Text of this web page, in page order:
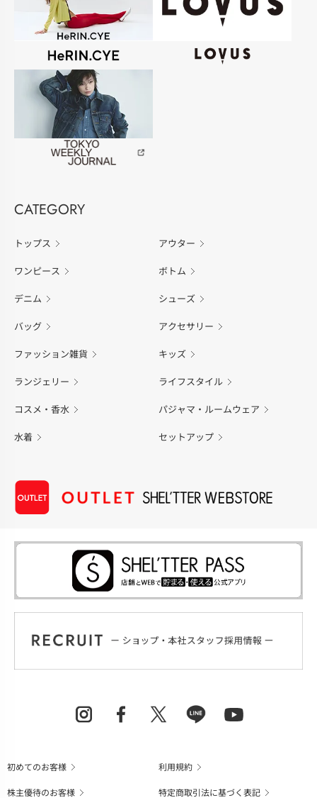
CATEGORY
トップス アウター
ワンピース ボトム
デニム シューズ
バッグ アクセサリー
ファッション雑貨 キッズ
ランジェリー ライフスタイル
コスメ・香水 パジャマ・ルームウェア
水着 セットアップ
初めてのお客様
利用規約
株主優待のお客様
特定商取引法に基づく表記